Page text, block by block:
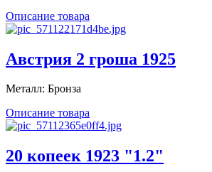
Описание товара
Австрия 2 гроша 1925
Металл: Бронза
Описание товара
20 копеек 1923 "1.2"